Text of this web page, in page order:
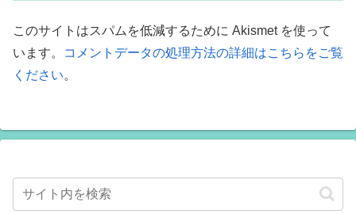
このサイトはスパムを低減するために Akismet を使って
います。
コメントデータの処理方法の詳細はこちらをご覧
ください。